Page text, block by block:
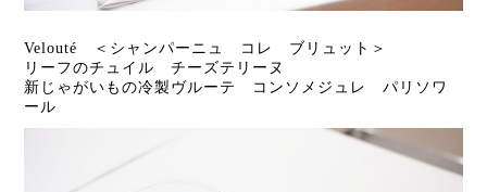
Velouté ＜シャンパーニュ コレ ブリュット＞
リーフのチュイル チーズテリーヌ
新じゃがいもの冷製ヴルーテ コンソメジュレ パリソワ
ール